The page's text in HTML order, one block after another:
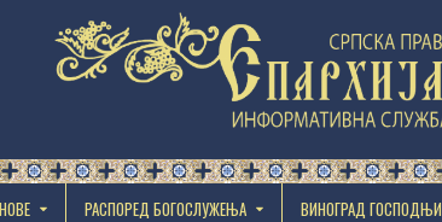
РАСПОРЕД БОГОСЛУЖЕЊА ВИНОГРАД ГОСПОДЊИ